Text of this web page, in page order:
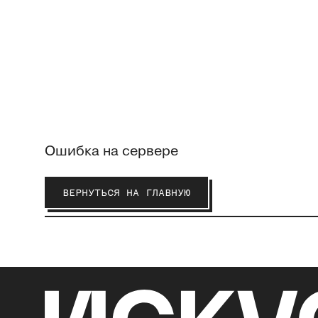
Ошибка на сервере
ВЕРНУТЬСЯ НА ГЛАВНУЮ